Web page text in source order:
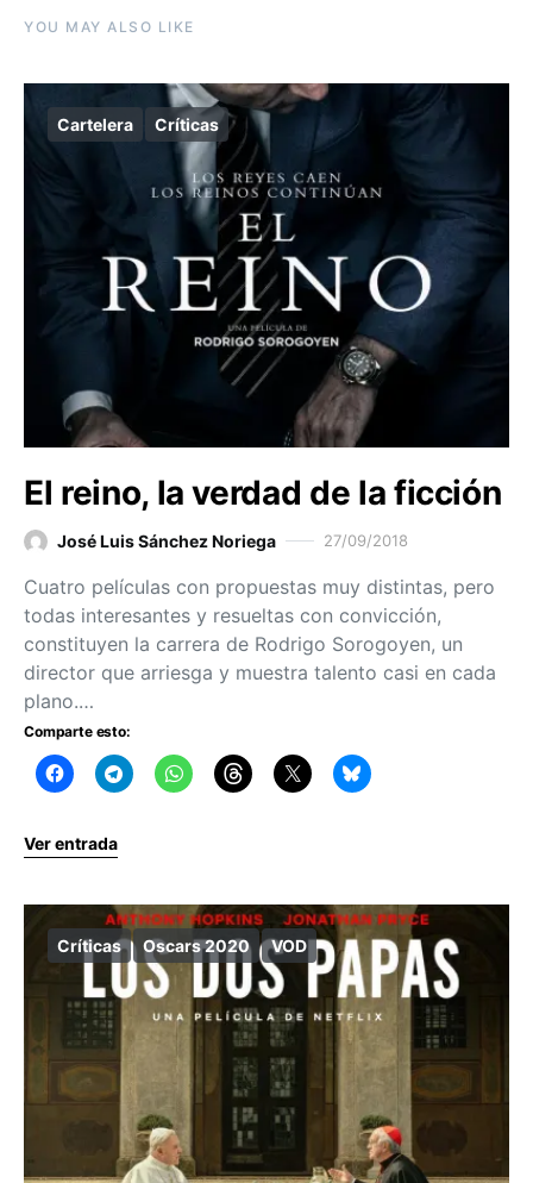
YOU MAY ALSO LIKE
Cartelera Críticas
El reino, la verdad de la ficción
José Luis Sánchez Noriega 27/09/2018
Cuatro películas con propuestas muy distintas, pero
todas interesantes y resueltas con convicción,
constituyen la carrera de Rodrigo Sorogoyen, un
director que arriesga y muestra talento casi en cada
plano.…
Comparte esto:
Ver entrada
Críticas Oscars 2020 VOD